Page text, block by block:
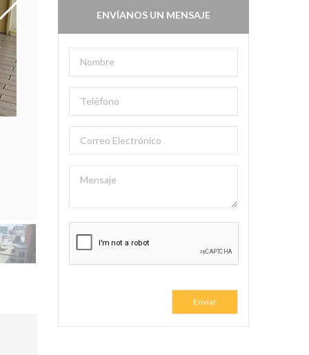
ENVÍANOS UN MENSAJE